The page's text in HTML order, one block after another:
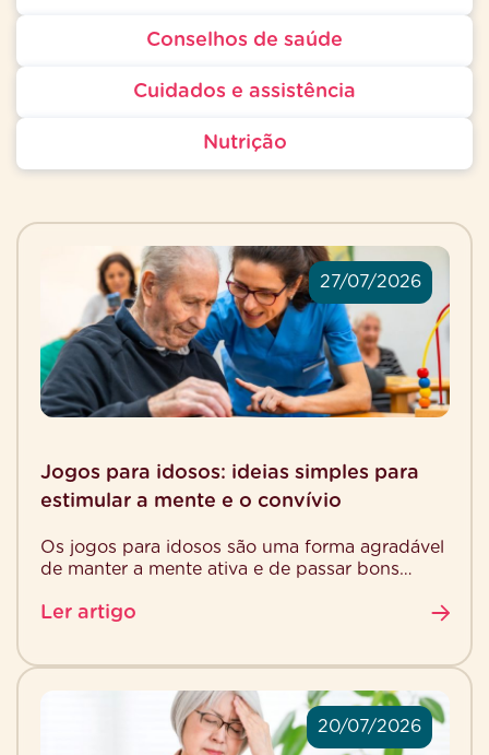
Conselhos de saúde
Cuidados e assistência
Nutrição
27/07/2026
Jogos para idosos: ideias simples para
estimular a mente e o convívio
Os jogos para idosos são uma forma agradável
de manter a mente ativa e de passar bons
Ler artigo
20/07/2026